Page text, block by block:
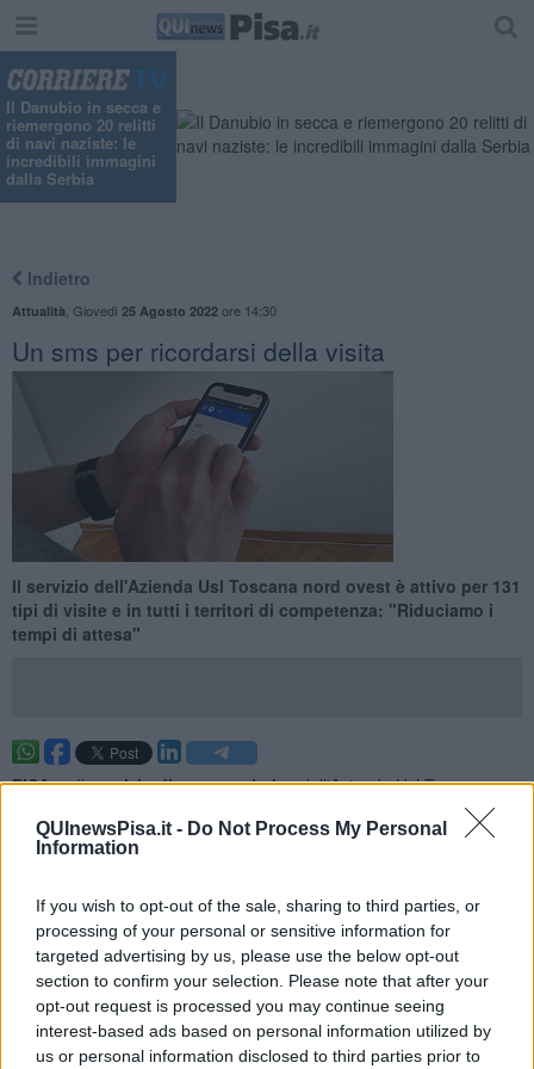
QUInewsPisa.it - Do Not Process My Personal
Information
If you wish to opt-out of the sale, sharing to third parties, or
processing of your personal or sensitive information for
targeted advertising by us, please use the below opt-out
section to confirm your selection. Please note that after your
opt-out request is processed you may continue seeing
interest-based ads based on personal information utilized by
us or personal information disclosed to third parties prior to
Il Danubio in secca e
riemergono 20 relitti
di navi naziste: le
incredibili immagini
dalla Serbia
Indietro
Attualità Giovedì 25 Agosto 2022ore 14:30
Un sms per ricordarsi della visita
Il servizio dell'Azienda Usl Toscana nord ovest è attivo per 131
tipi di visite e in tutti i territori di competenza: "Riduciamo i
tempi di attesa"
PISA —Ilservizio di messaggisticadell'Azienda Usl Toscana
Introdotto nel 2019, allora soltanto per tac e risonanze magnetiche,
dell'esame, dove vengono specificati data e luogo. Ma non solo:
grazie all'sms, è possibile anche rinviare o disdire la visita
attraverso il link presente.